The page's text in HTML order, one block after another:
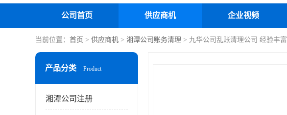
公司首页 供应商机 企业视频
当前位置： 首页 > 供应商机 > 湘潭公司账务清理 > 九华公司乱账清理公司 经验丰富
产品分类 Product
湘潭公司注册